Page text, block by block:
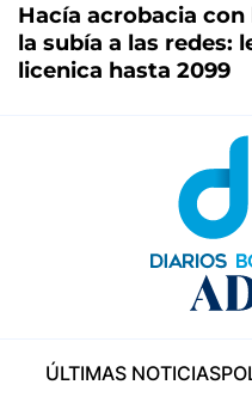
Hacía acrobacia
la subía a las redes:
licenica hasta 2099
ÚLTIMAS NOTICIAS